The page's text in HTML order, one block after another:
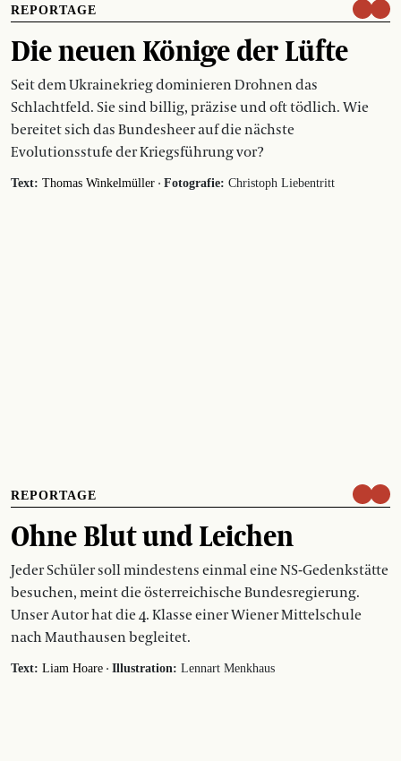
REPORTAGE
Die neuen Könige der Lüfte
Seit dem Ukrainekrieg dominieren Drohnen das
Schlachtfeld. Sie sind billig, präzise und oft tödlich. Wie
bereitet sich das Bundesheer auf die nächste
Evolutionsstufe der Kriegsführung vor?
Text: Thomas Winkelmüller · Fotografie: Christoph Liebentritt
REPORTAGE
Ohne Blut und Leichen
Jeder Schüler soll mindestens einmal eine NS-Gedenkstätte
besuchen, meint die österreichische Bundesregierung.
Unser Autor hat die 4. Klasse einer Wiener Mittelschule
nach Mauthausen begleitet.
Text: Liam Hoare · Illustration: Lennart Menkhaus